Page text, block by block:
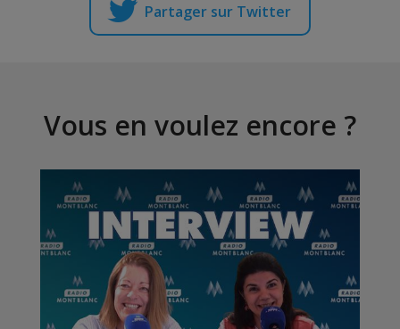
Partager sur Twitter
Vous en voulez encore ?